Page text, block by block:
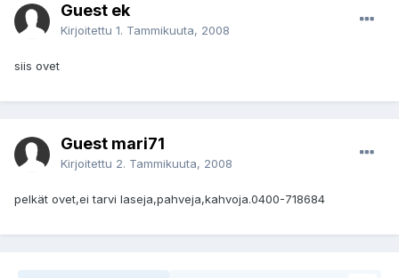
Guest ek
Kirjoitettu 1. Tammikuuta, 2008
siis ovet
Guest mari71
Kirjoitettu 2. Tammikuuta, 2008
pelkät ovet,ei tarvi laseja,pahveja,kahvoja.0400-718684